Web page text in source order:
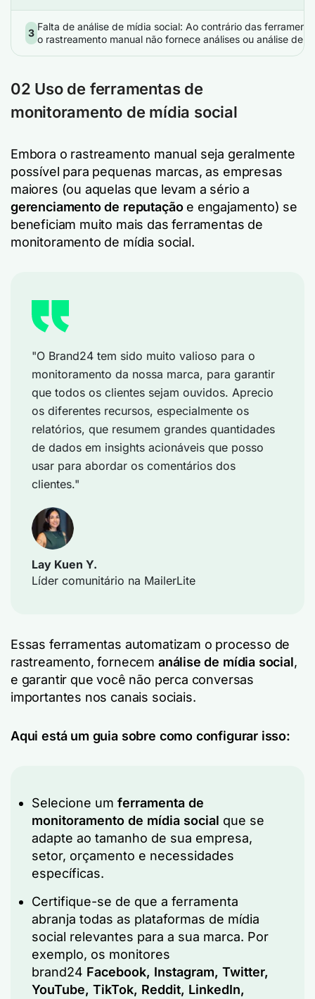
3
Falta de análise de mídia social: Ao contrário das
o rastreamento manual não fornece análises ou análise de
02 Uso de ferramentas de
monitoramento de mídia social
Embora o rastreamento manual seja geralmente
possível para pequenas marcas, as empresas
maiores (ou aquelas que levam a sério a
gerenciamento de reputaçãoe engajamento) se
beneficiam muito mais das ferramentas de
monitoramento de mídia social.
"O Brand24 tem sido muito valioso para o
monitoramento da nossa marca, para garantir
que todos os clientes sejam ouvidos. Aprecio
os diferentes recursos, especialmente os
relatórios, que resumem grandes quantidades
de dados em insights acionáveis que posso
usar para abordar os comentários dos
clientes."
Lay Kuen Y.
Líder comunitário na MailerLite
Essas ferramentas automatizam o processo de
rastreamento, fornecem análise de mídia social,
e garantir que você não perca conversas
importantes nos canais sociais.
Aqui está um guia sobre como configurar isso:
Selecione um ferramenta de
monitoramento de mídia social que se
adapte ao tamanho de sua empresa,
setor, orçamento e necessidades
específicas.
Certifique-se de que a ferramenta
abranja todas as plataformas de mídia
social relevantes para a sua marca. Por
exemplo, os monitores
brand24 Facebook, Instagram, Twitter,
YouTube, TikTok, Reddit, LinkedIn,